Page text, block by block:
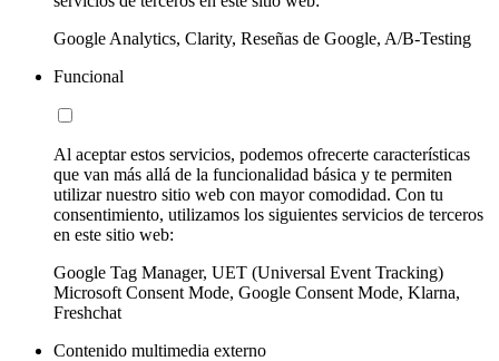
Google Analytics, Clarity, Reseñas de Google, A/B-Testing
Funcional
Al aceptar estos servicios, podemos ofrecerte características
que van más allá de la funcionalidad básica y te permiten
utilizar nuestro sitio web con mayor comodidad. Con tu
consentimiento, utilizamos los siguientes servicios de terceros
en este sitio web:
Google Tag Manager, UET (Universal Event Tracking)
Microsoft Consent Mode, Google Consent Mode, Klarna,
Freshchat
Contenido multimedia externo